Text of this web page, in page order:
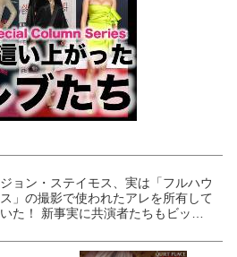
ジョン・ステイモス、実は「フルハウ
ス」の撮影で使われたアレを所有して
いた！ 新事実に共演者たちもビック